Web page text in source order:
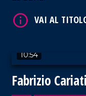
10:54
Fabrizio Cariati